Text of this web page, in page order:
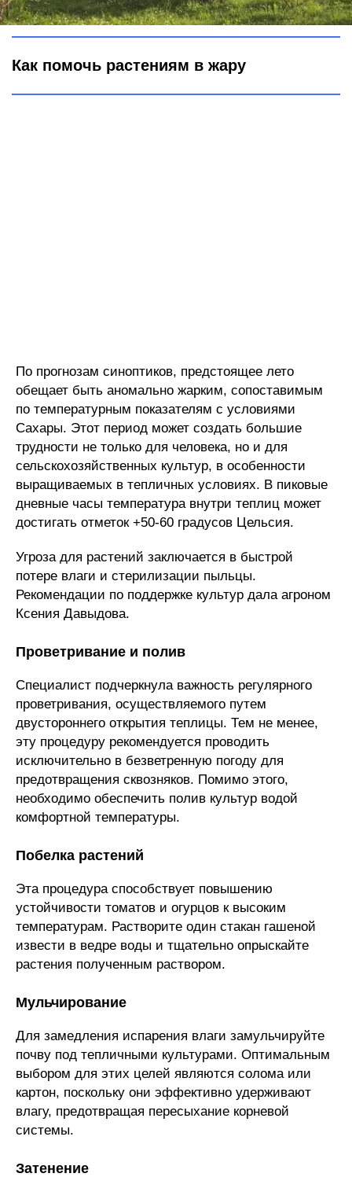
Городовой ру
Как помочь растениям в жару
По прогнозам синоптиков, предстоящее лето
обещает быть аномально жарким, сопоставимым
по температурным показателям с условиями
Сахары. Этот период может создать большие
трудности не только для человека, но и для
сельскохозяйственных культур, в особенности
выращиваемых в тепличных условиях. В пиковые
дневные часы температура внутри теплиц может
достигать отметок +50-60 градусов Цельсия.
Угроза для растений заключается в быстрой
потере влаги и стерилизации пыльцы.
Рекомендации по поддержке культур дала агроном
Ксения Давыдова.
Проветривание и полив
Специалист подчеркнула важность регулярного
проветривания, осуществляемого путем
двустороннего открытия теплицы. Тем не менее,
эту процедуру рекомендуется проводить
исключительно в безветренную погоду для
предотвращения сквозняков. Помимо этого,
необходимо обеспечить полив культур водой
комфортной температуры.
Побелка растений
Эта процедура способствует повышению
устойчивости томатов и огурцов к высоким
температурам. Растворите один стакан гашеной
извести в ведре воды и тщательно опрыскайте
растения полученным раствором.
Мульчирование
Для замедления испарения влаги замульчируйте
почву под тепличными культурами. Оптимальным
выбором для этих целей являются солома или
картон, поскольку они эффективно удерживают
влагу, предотвращая пересыхание корневой
системы.
Затенение